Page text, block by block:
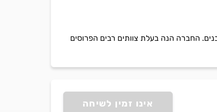
מבנים. החברה הנה בעלת צוותים רבים הפרוסים
אינו זמין לשיחה